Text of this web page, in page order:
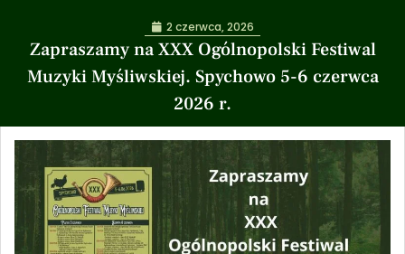
Zapraszamy na XXX Ogólnopolski Festiwal
Muzyki Myśliwskiej. Spychowo 5-6 czerwca
2026 r.
2 czerwca, 2026